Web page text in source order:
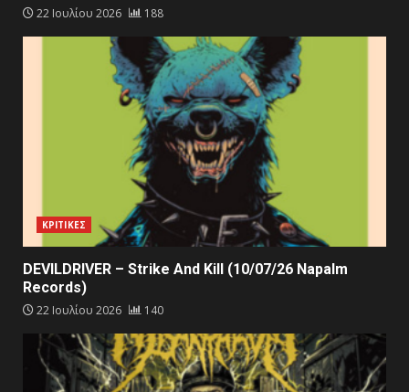
22 Ιουλίου 2026 188
ΚΡΙΤΙΚΕΣ
DEVILDRIVER – Strike And Kill (10/07/26 Napalm
Records)
22 Ιουλίου 2026 140